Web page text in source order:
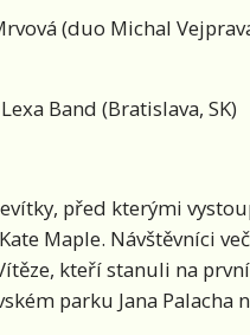
(duo Michal
Band (Bratislava, SK)
před kterými
Maple. Návštěvníci
kteří stanuli na
parku Jana Palacha